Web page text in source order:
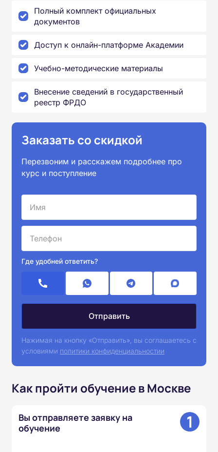
Полный комплект официальных
документов
Доступ к онлайн-платформе Академии
Учебно-методические материалы
Внесение сведений в государственный
реестр ФРДО
Заказать со скидкой
Перезвоним и расскажем подробнее про
курс и поступление
Где удобней ответить?
Нажимая на кнопку «Отправить», вы соглашаетесь с
условиями политики конфиденциальностии
Как пройти обучение в Москве
Вы отправляете заявку на
обучение
1